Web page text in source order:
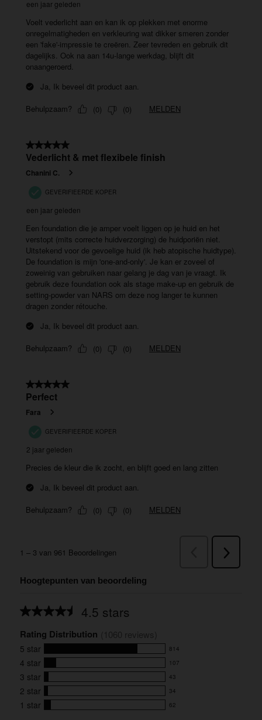
Hoogtepunten van beoordeling
4.5 stars
Average
for
this
product:
4.5
out
of
5
stars
Rating Distribution
5 star 814
814
reviews
with
5
star
rating.
4 star 107
107
reviews
with
4
3 star 43
43
reviews
with
2 star 34
34
reviews
1 star 62
62